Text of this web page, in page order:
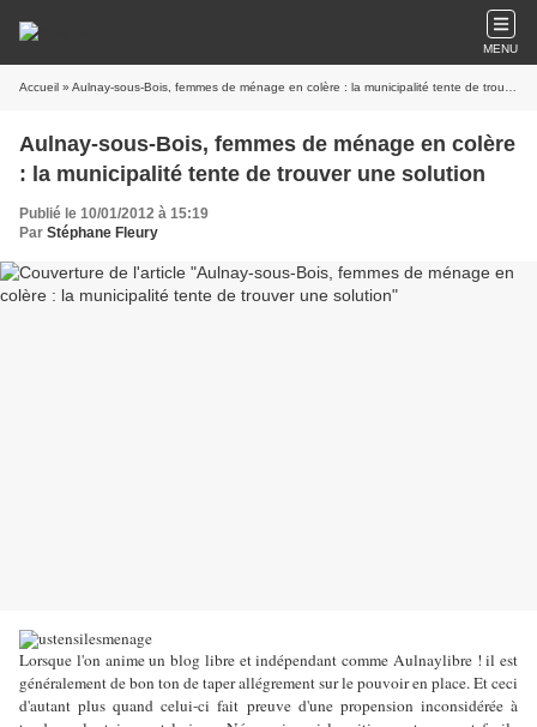
MENU
Accueil » Aulnay-sous-Bois, femmes de ménage en colère : la municipalité tente de trouver une solution
Aulnay-sous-Bois, femmes de ménage en colère
: la municipalité tente de trouver une solution
Publié le 10/01/2012 à 15:19
Par Stéphane Fleury
Lorsque l'on anime un blog libre et indépendant comme Aulnaylibre ! il est
généralement de bon ton de taper allégrement sur le pouvoir en place. Et ceci
d'autant plus quand celui-ci fait preuve d'une propension inconsidérée à